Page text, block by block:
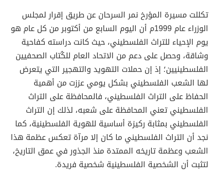
تكللت مسيرة المؤرخ نمر السرحان عن طريق إقرار لمجلس
الوزراء عام 1999م أن اليوم السابع من أكتوبر من كل عام هو
يوم الإحياء للتراث الفلسطيني، حيث كانت دراسته كفاحية
وشاقة، وحصل على دعم من الاتحاد العام للكُتاب الصحفيين
الفلسطينيين؛ إذ إن حملات التهويد والتهجير التي يتعرض
لها الشعب الفلسطيني بشكل يومي عززت من أهمية
الحفاظ على التراث الفلسطيني، فالمحافظة على التراث
الفلسطيني تعني المحافظة على شعبه، لذلك إن التراث
الفلسطيني بمثابة ركيزة أساسية للهوية الفلسطينية، كما
نجد أن التراث الفلسطيني ما كان إلا مرآة تعكس عظمة هذا
الشعب وعظمة تاريخه الممتدة منذ الجذور في عمق التاريخ،
لتثبت أن الشخصية الفلسطينية شخصية فريدة.